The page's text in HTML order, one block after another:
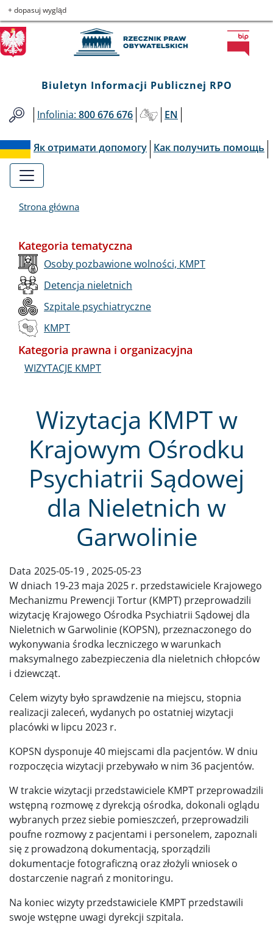
Przejdź
do
menu
głównego
Przejdź
do
treści
Przejdź
to
informacji
o
Przejdź
do
mapy
serwisu
Biuletyn
Informacji
Publicznej
RPO
+ dopasuj wygląd
Biuletyn Informacji Publicznej RPO
Infolinia: 800 676 676 EN
Як отримати допомогу Как получить помощь
Strona główna
Wizytacja KMPT w
Krajowym Ośrodku
Psychiatrii Sądowej
dla Nieletnich w
Garwolinie
Data 2025-05-19 , 2025-05-23
W dniach 19-23 maja 2025 r. przedstawiciele Krajowego
Mechanizmu Prewencji Tortur (KMPT) przeprowadzili
wizytację Krajowego Ośrodka Psychiatrii Sądowej dla
Nieletnich w Garwolinie (KOPSN), przeznaczonego do
wykonywania środka leczniczego w warunkach
maksymalnego zabezpieczenia dla nieletnich chłopców
i dziewcząt.
Celem wizyty było sprawdzenie na miejscu, stopnia
realizacji zaleceń, wydanych po ostatniej wizytacji
placówki w lipcu 2023 r.
KOPSN dysponuje 40 miejscami dla pacjentów. W dniu
rozpoczęcia wizytacji przebywało w nim 36 pacjentów.
W trakcie wizytacji przedstawiciele KMPT przeprowadzili
wstępną rozmowę z dyrekcją ośrodka, dokonali oglądu
wybranych przez siebie pomieszczeń, przeprowadzili
poufne rozmowy z pacjentami i personelem, zapoznali
się z prowadzoną dokumentacją, sporządzili
dokumentacje fotograficzną oraz złożyli wniosek o
dostarczenie nagrań z monitoringu.
Na koniec wizyty przedstawiciele KMPT przedstawili
swoje wstępne uwagi dyrekcji szpitala.
Kategoria tematyczna
Osoby pozbawione wolności, KMPT
Detencja nieletnich
Szpitale psychiatryczne
KMPT
Kategoria prawna i organizacyjna
WIZYTACJE KMPT